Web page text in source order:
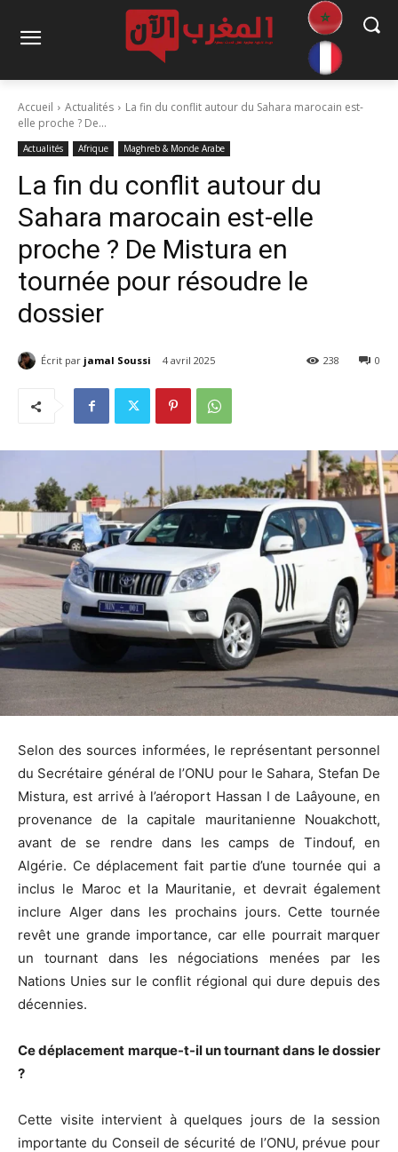
Accueil Actualités
La fin du conflit autour du Sahara marocain est-
elle proche ? De...
Actualités Afrique Maghreb & Monde Arabe
La fin du conflit autour du
Sahara marocain est-elle
proche ? De Mistura en
tournée pour résoudre le
dossier
Écrit par jamal Soussi 4 avril 2025 0
238
Selon des sources informées, le représentant personnel
du Secrétaire général de l’ONU pour le Sahara, Stefan De
Mistura, est arrivé à l’aéroport Hassan I de Laâyoune, en
provenance de la capitale mauritanienne Nouakchott,
avant de se rendre dans les camps de Tindouf, en
Algérie. Ce déplacement fait partie d’une tournée qui a
inclus le Maroc et la Mauritanie, et devrait également
inclure Alger dans les prochains jours. Cette tournée
revêt une grande importance, car elle pourrait marquer
un tournant dans les négociations menées par les
Nations Unies sur le conflit régional qui dure depuis des
décennies.
Ce déplacement marque-t-il un tournant dans le dossier
?
Cette visite intervient à quelques jours de la session
importante du Conseil de sécurité de l’ONU, prévue pour